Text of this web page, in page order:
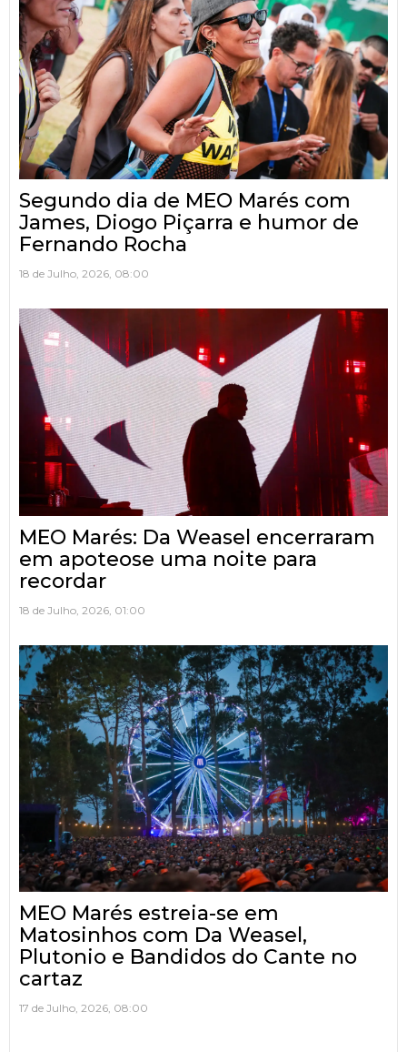
Segundo dia de MEO Marés com
James, Diogo Piçarra e humor de
Fernando Rocha
18 de Julho, 2026, 08:00
MEO Marés: Da Weasel encerraram
em apoteose uma noite para
recordar
18 de Julho, 2026, 01:00
MEO Marés estreia-se em
Matosinhos com Da Weasel,
Plutonio e Bandidos do Cante no
cartaz
17 de Julho, 2026, 08:00